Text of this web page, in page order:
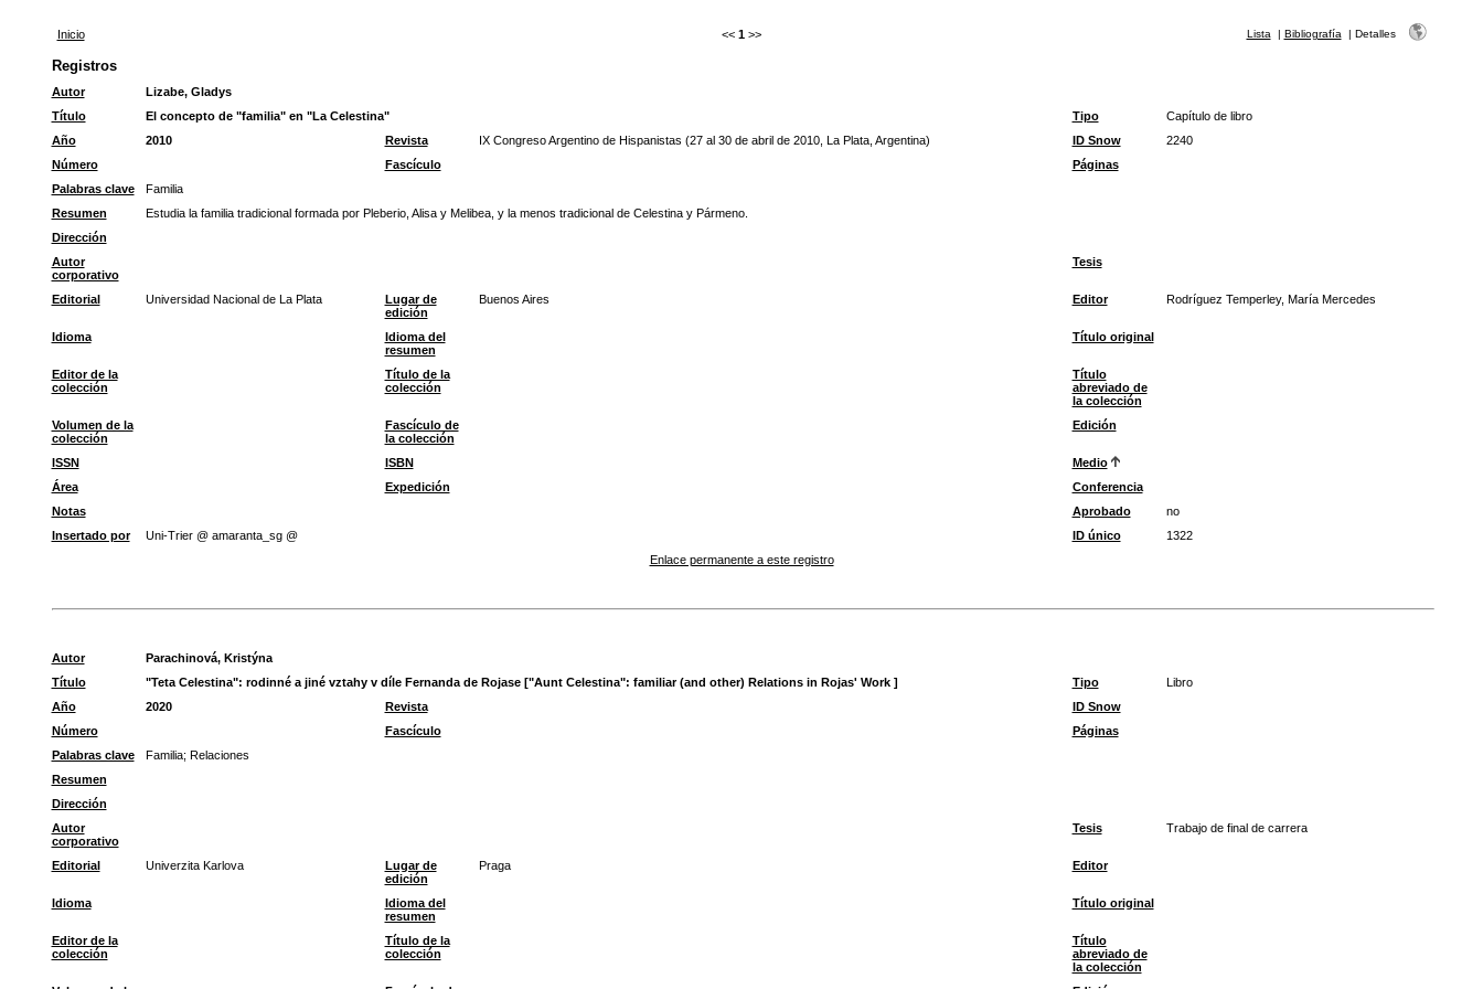
Inicio << 1 >> Lista | Bibliografía | Detalles
Registros
Autor
Lizabe, Gladys
Título
El concepto de "familia" en "La Celestina" Tipo
Capítulo de libro
Año
2010 Revista IX Congreso Argentino de Hispanistas (27 al 30 de abril de 2010, La Plata, Argentina) ID Snow
2240
Número
Fascículo
Páginas
Palabras clave
Familia
Resumen
Estudia la familia tradicional formada por Pleberio, Alisa y Melibea, y la menos tradicional de Celestina y Pármeno.
Dirección
Autor
corporativo
Tesis
Editorial Universidad Nacional de La Plata
Lugar de
edición
Buenos Aires Editor Rodríguez Temperley, María Mercedes
Idioma
Idioma del
resumen
Título original
Editor de la
colección
Título de la
colección
Título
abreviado de
la colección
Volumen de la
colección
Fascículo de
la colección
Edición
ISSN ISBN
Medio
Área
Expedición
Conferencia
Notas
Aprobado
no
Insertado por
Uni-Trier @ amaranta_sg @ ID único
1322
Enlace permanente a este registro
Autor
Parachinová, Kristýna
Título
"Teta Celestina": rodinné a jiné vztahy v díle Fernanda de Rojase ["Aunt Celestina": familiar (and other) Relations in Rojas' Work ] Tipo
Libro
Año
2020 Revista
ID Snow
Número
Fascículo
Páginas
Palabras clave
Familia; Relaciones
Resumen
Dirección
Autor
corporativo
Tesis Trabajo de final de carrera
Editorial Univerzita Karlova
Lugar de
edición
Praga Editor
Idioma
Idioma del
resumen
Título original
Editor de la
colección
Título de la
colección
Título
abreviado de
la colección